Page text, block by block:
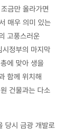
금만 올라가면
매우 의미 있는
고풍스러운
정부의 마지막
에 맞아 생을
함께 위치해
건물과는 다소
당시 금광 개발로